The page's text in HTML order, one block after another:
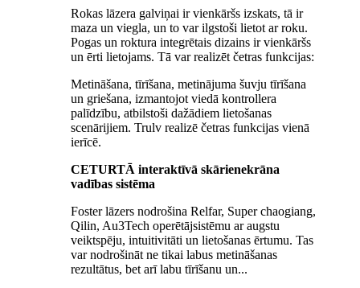
Rokas lāzera galviņai ir vienkāršs izskats, tā ir
maza un viegla, un to var ilgstoši lietot ar roku.
Pogas un roktura integrētais dizains ir vienkāršs
un ērti lietojams. Tā var realizēt četras funkcijas:
Metināšana, tīrīšana, metinājuma šuvju tīrīšana
un griešana, izmantojot viedā kontrollera
palīdzību, atbilstoši dažādiem lietošanas
scenārijiem. Trulv realizē četras funkcijas vienā
ierīcē.
CETURTĀ interaktīvā skārienekrāna
vadības sistēma
Foster lāzers nodrošina Relfar, Super chaogiang,
Qilin, Au3Tech operētājsistēmu ar augstu
veiktspēju, intuitivitāti un lietošanas ērtumu. Tas
var nodrošināt ne tikai labus metināšanas
rezultātus, bet arī labu tīrīšanu un...